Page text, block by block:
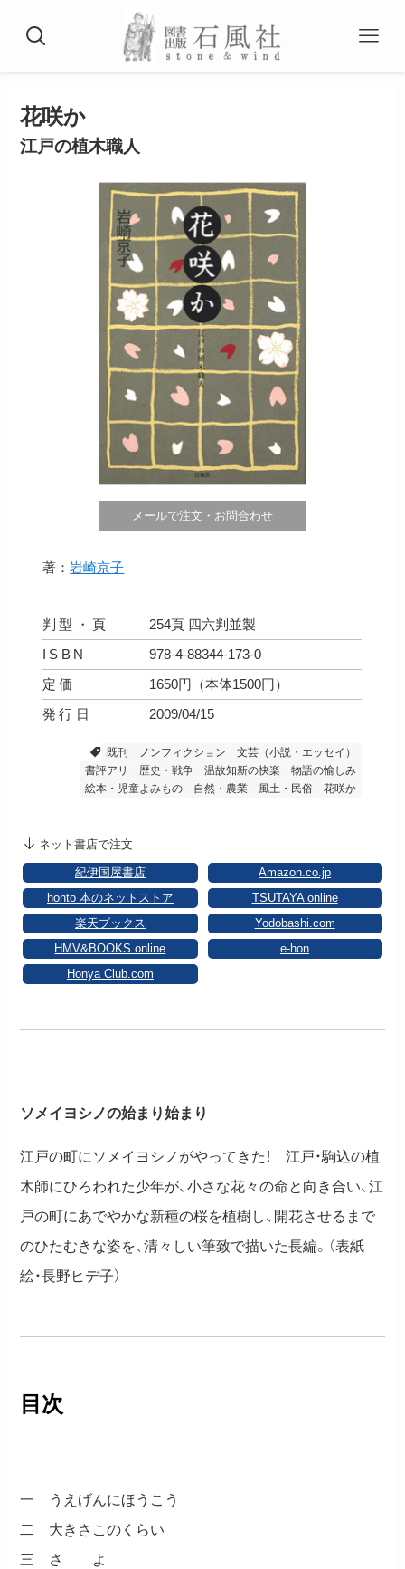
花咲か
江戸の植木職人
メールで注文・お問合わせ
著：岩崎京子
判型・頁
254頁 四六判並製
ISBN
978-4-88344-173-0
定価
1650円（本体1500円）
発行日
2009/04/15
既刊 ノンフィクション
文芸（小説・エッセイ）
書評アリ
歴史・戦争 温故知新の快楽
物語の愉しみ
絵本・児童よみもの
自然・農業 風土・民俗 花咲か
ネット書店で注文
紀伊国屋書店
Amazon.co.jp
honto 本のネットストア
TSUTAYA online
楽天ブックス
Yodobashi.com
HMV&BOOKS online
e-hon
Honya Club.com
ソメイヨシノの始まり始まり
江戸の町にソメイヨシノがやってきた！ 江戸・駒込の植
木師にひろわれた少年が、小さな花々の命と向き合い、江
戸の町にあでやかな新種の桜を植樹し、開花させるまで
のひたむきな姿を、清々しい筆致で描いた長編。（表紙
絵・長野ヒデ子）
目次
一 うえげんにほうこう
二 大きさこのくらい
三 さ よ